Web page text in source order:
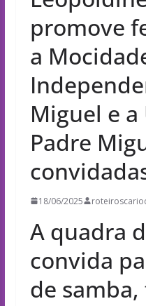
promove
a
Miguel e
Padre
18/06/2025
A quadra
convida
de